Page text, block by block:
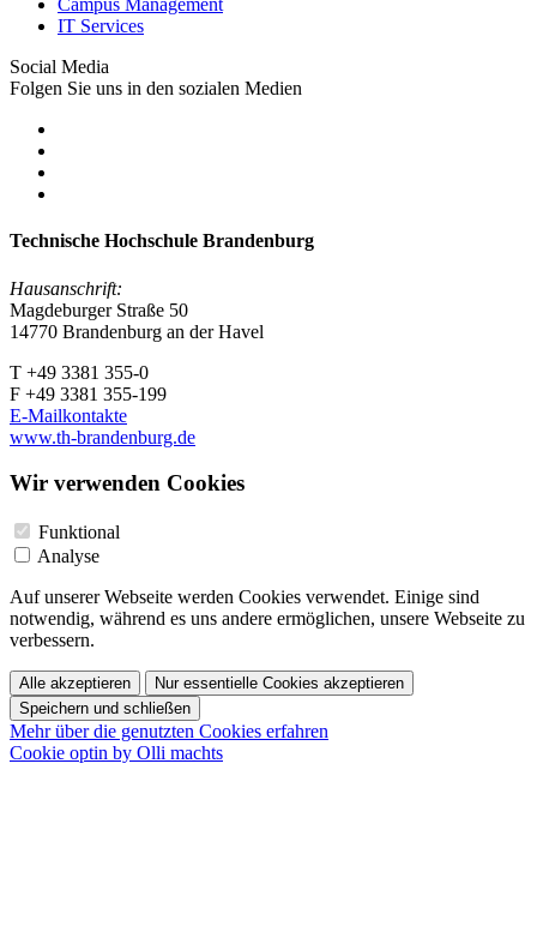
Campus Management
IT Services
Social Media
Folgen Sie uns in den sozialen Medien
Technische Hochschule Brandenburg
Hausanschrift:
Magdeburger Straße 50
14770 Brandenburg an der Havel
T +49 3381 355-0
F +49 3381 355-199
E-Mailkontakte
www.th-brandenburg.de
Wir verwenden Cookies
Funktional
Analyse
Auf unserer Webseite werden Cookies verwendet. Einige sind
notwendig, während es uns andere ermöglichen, unsere Webseite zu
verbessern.
Alle akzeptieren
Nur essentielle Cookies akzeptieren
Speichern und schließen
Mehr über die genutzten Cookies erfahren
Cookie optin by Olli machts